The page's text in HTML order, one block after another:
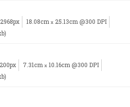
2968px 18.08cm x 25.13cm @300 DPI
7.31cm x 10.16cm @300 DPI